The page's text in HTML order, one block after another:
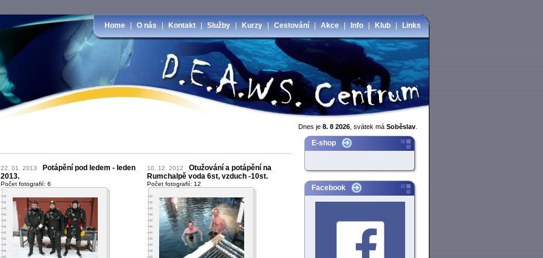
Home|O nás| Kontakt|Služby| Kurzy|Cestování|Akce| Info| Klub| Links
Dnes je 8. 8 2026 , svátek má Soběslav
22. 01. 2013
Potápění pod ledem - leden
2013.
Počet fotografií: 6
10. 12. 2012
Otužování a potápění na
Rumchalpě voda 6st, vzduch -10st.
Počet fotografií: 12
E-shop
Facebook